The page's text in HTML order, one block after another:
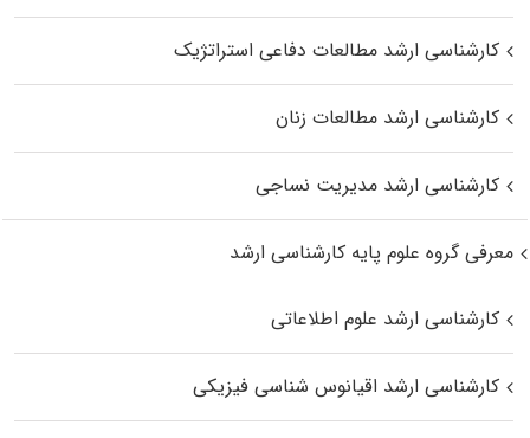
کارشناسی ارشد مطالعات دفاعی استراتژیک
کارشناسی ارشد مطالعات زنان
کارشناسی ارشد مدیریت نساجی
معرفی گروه علوم پایه کارشناسی ارشد
کارشناسی ارشد علوم اطلاعاتی
کارشناسی ارشد اقیانوس‌ شناسی فیزیکی